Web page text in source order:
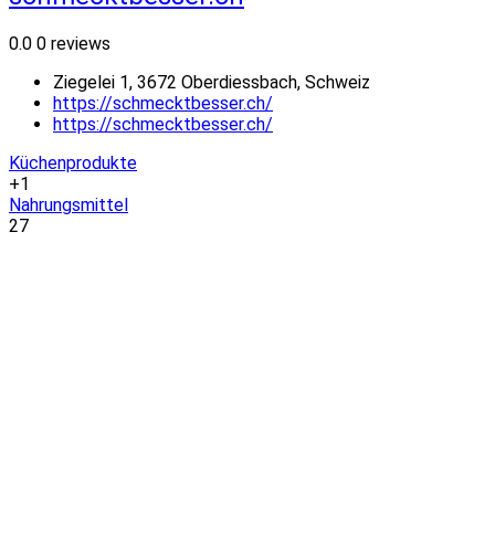
0.0 0 reviews
Ziegelei 1, 3672 Oberdiessbach, Schweiz
https://schmecktbesser.ch/
https://schmecktbesser.ch/
Küchenprodukte
+1
Nahrungsmittel
27